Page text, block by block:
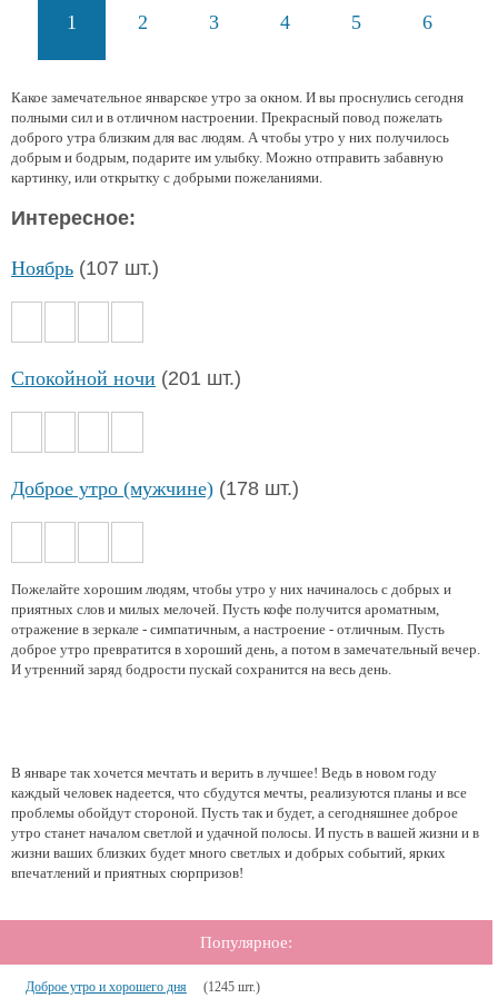
1 2 3 4 5 6
Какое замечательное январское утро за окном. И вы проснулись сегодня
полными сил и в отличном настроении. Прекрасный повод пожелать
доброго утра близким для вас людям. А чтобы утро у них получилось
добрым и бодрым, подарите им улыбку. Можно отправить забавную
картинку, или открытку с добрыми пожеланиями.
Интересное:
Ноябрь (107 шт.)
Спокойной ночи
Доброе утро (мужчине)(178 шт.)
Пожелайте хорошим людям, чтобы утро у них начиналось с добрых и
приятных слов и милых мелочей. Пусть кофе получится ароматным,
отражение в зеркале - симпатичным, а настроение - отличным. Пусть
доброе утро превратится в хороший день, а потом в замечательный вечер.
И утренний заряд бодрости пускай сохранится на весь день.
В январе так хочется мечтать и верить в лучшее! Ведь в новом году